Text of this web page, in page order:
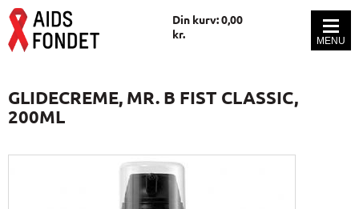
Din kurv: 0,00
kr.
GLIDECREME, MR. B FIST CLASSIC,
200ML